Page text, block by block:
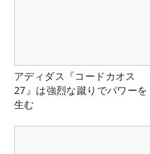
アディダス『コードカオス
27』は強烈な蹴りでパワーを
生む